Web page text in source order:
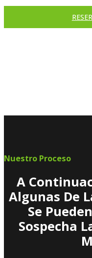
Nuestro Proceso
A
Algunas De
Se
Sospecha